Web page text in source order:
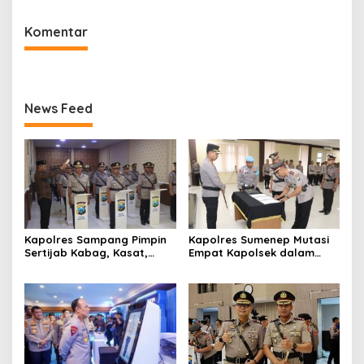
Komentar
News Feed
Kapolres Sampang Pimpin
Sertijab Kabag, Kasat,
Kapolres Sumenep Mutasi
Empat Kapolsek dalam